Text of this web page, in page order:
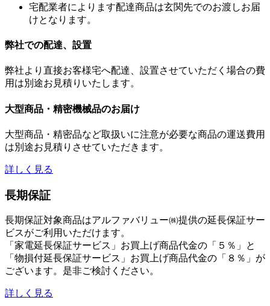
宅配業者によります配達商品は玄関先でのお渡しお届
けとなります。
弊社での配達、設置
弊社より直接お客様宅へ配達、設置させていただく場合の費
用は別途お見積りいたします。
大型商品・精密機械品のお届け
大型商品・精密品など取扱いに注意が必要な商品の運送費用
は別途お見積りさせていただきます。
詳しく見る
長期保証
長期保証対象商品はアルファバリュー㈱提供の延長保証サー
ビスがご利用いただけます。
「家電延長保証サービス」お買上げ商品代金の「５％」と
「物損付延長保証サービス」お買上げ商品代金の「８％」が
ございます。是非ご検討ください。
詳しく見る